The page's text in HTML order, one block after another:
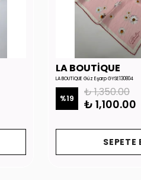
LA BOUTİQUE
LA BOUTİQUE Güz Eşarp GYSE130804
%19 ₺ 1,350.00
₺ 1,100.00
SEPETE